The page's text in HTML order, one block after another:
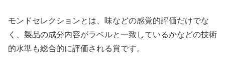
モンドセレクションとは、味などの感覚的評価だけでな
く、製品の成分内容がラベルと一致しているかなどの技術
的水準も総合的に評価される賞です。